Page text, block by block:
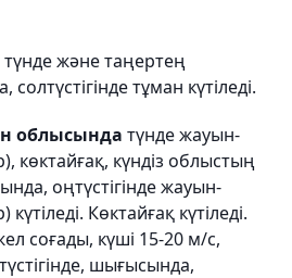
түнде және таңертең
тұман күтіледі.
облысында түнде жауын-
көктайғақ, күндіз облыстың
оңтүстігінде жауын-
Көктайғақ күтіледі.
соғады, күші 15-20 м/с,
шығысында,